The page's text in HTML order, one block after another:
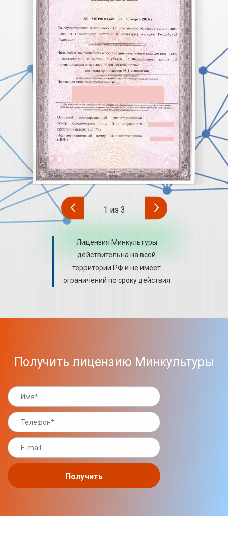
Лицензия Минкультуры
действительна на всей
территории РФ и не имеет
ограничений по сроку действия
1 из 3
Получить лицензию Минкультуры
Получить